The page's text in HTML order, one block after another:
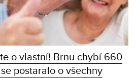
o vlastní! Brnu chybí 660
postaralo o všechny